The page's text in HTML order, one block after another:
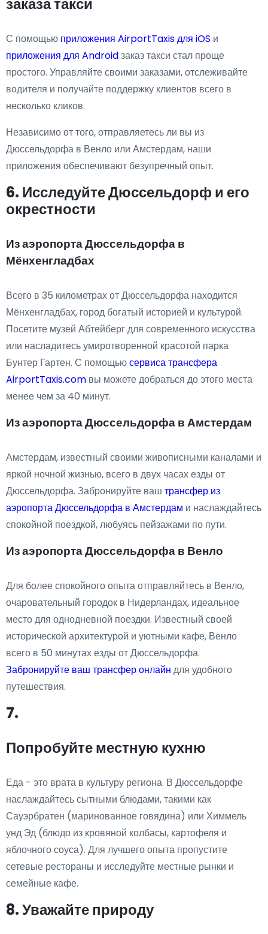
заказа такси
С помощью приложения AirportTaxis для iOS и
приложения для Androidзаказ такси стал проще
простого. Управляйте своими заказами, отслеживайте
водителя и получайте поддержку клиентов всего в
несколько кликов.
Независимо от того, отправляетесь ли вы из
Дюссельдорфа в Венло или Амстердам, наши
приложения обеспечивают безупречный опыт.
6. Исследуйте Дюссельдорф и его
окрестности
Из аэропорта Дюссельдорфа в
Мёнхенгладбах
Всего в 35 километрах от Дюссельдорфа находится
Мёнхенгладбах, город богатый историей и культурой.
Посетите музей Абтейберг для современного искусства
или насладитесь умиротворенной красотой парка
Бунтер Гартен. С помощьюсервиса трансфера
AirportTaxis.com вы можете добраться до этого места
менее чем за 40 минут.
Из аэропорта Дюссельдорфа в Амстердам
Амстердам, известный своими живописными каналами и
яркой ночной жизнью, всего в двух часах езды от
Дюссельдорфа. Забронируйте ваш трансфер из
аэропорта Дюссельдорфа в Амстердам и наслаждайтесь
спокойной поездкой, любуясь пейзажами по пути.
Из аэропорта Дюссельдорфа в Венло
Для более спокойного опыта отправляйтесь в Венло,
очаровательный городок в Нидерландах, идеальное
место для однодневной поездки. Известный своей
исторической архитектурой и уютными кафе, Венло
всего в 50 минутах езды от Дюссельдорфа.
Забронируйте ваш трансфер онлайн для удобного
путешествия.
7.
Попробуйте местную кухню
Еда - это врата в культуру региона. В Дюссельдорфе
наслаждайтесь сытными блюдами, такими как
Сауэрбратен (маринованное говядина) или Химмель
унд Эд (блюдо из кровяной колбасы, картофеля и
яблочного соуса). Для лучшего опыта пропустите
сетевые рестораны и исследуйте местные рынки и
семейные кафе.
8. Уважайте природу